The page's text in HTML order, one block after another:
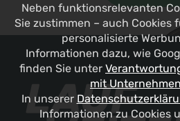
Neben funktionsrelevanten
Sie zustimmen – auch Cookies
personalisierte
Informationen dazu, wie
finden Sie unter
mit
In unserer
Informationen zu Cookies